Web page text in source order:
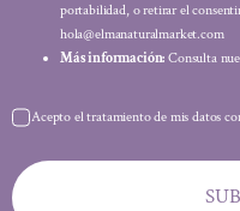
portabilidad, o retirar el
hola@elmanaturalmarket.com
Más información: Consulta
Acepto el tratamiento de mis datos